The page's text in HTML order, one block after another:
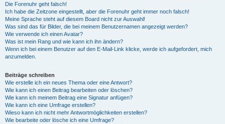
Die Forenuhr geht falsch!
Ich habe die Zeitzone eingestellt, aber die Forenuhr geht immer noch falsch!
Meine Sprache steht auf diesem Board nicht zur Auswahl!
Was sind das für Bilder, die bei meinem Benutzernamen angezeigt werden?
Wie verwende ich einen Avatar?
Was ist mein Rang und wie kann ich ihn ändern?
Wenn ich bei einem Benutzer auf den E-Mail-Link klicke, werde ich aufgefordert, mich
anzumelden.
Beiträge schreiben
Wie erstelle ich ein neues Thema oder eine Antwort?
Wie kann ich einen Beitrag bearbeiten oder löschen?
Wie kann ich meinem Beitrag eine Signatur anfügen?
Wie kann ich eine Umfrage erstellen?
Wieso kann ich nicht mehr Antwortmöglichkeiten erstellen?
Wie bearbeite oder lösche ich eine Umfrage?